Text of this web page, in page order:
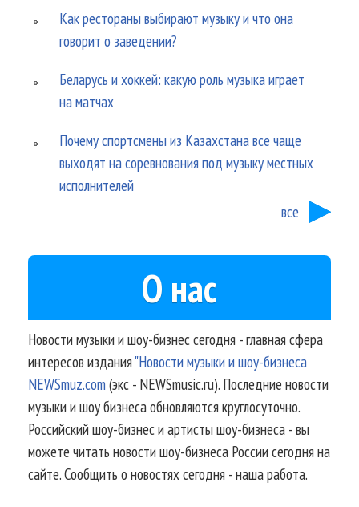
Как рестораны выбирают музыку и что она
говорит о заведении?
Беларусь и хоккей: какую роль музыка играет
на матчах
Почему спортсмены из Казахстана все чаще
выходят на соревнования под музыку местных
исполнителей
все
О нас
Новости музыки и шоу-бизнес сегодня - главная сфера
интересов издания"Новости музыки и шоу-бизнеса
NEWSmuz.com(экс - NEWSmusic.ru). Последние новости
музыки и шоу бизнеса обновляются круглосуточно.
Российский шоу-бизнес и артисты шоу-бизнеса - вы
можете читать новости шоу-бизнеса России сегодня на
сайте. Сообщить о новостях сегодня - наша работа.